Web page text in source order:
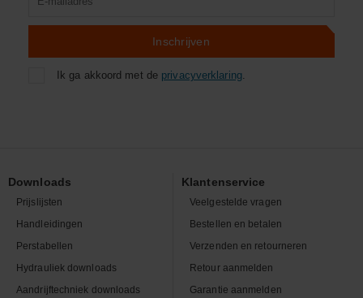
Inschrijven
Ik ga akkoord met de privacyverklaring.
Downloads
Prijslijsten
Handleidingen
Perstabellen
Hydrauliek downloads
Aandrijftechniek downloads
Klantenservice
Veelgestelde vragen
Bestellen en betalen
Verzenden en retourneren
Retour aanmelden
Garantie aanmelden